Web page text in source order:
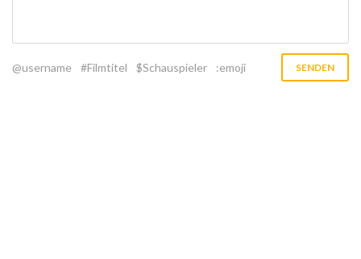
@username #Filmtitel $Schauspieler :emoji